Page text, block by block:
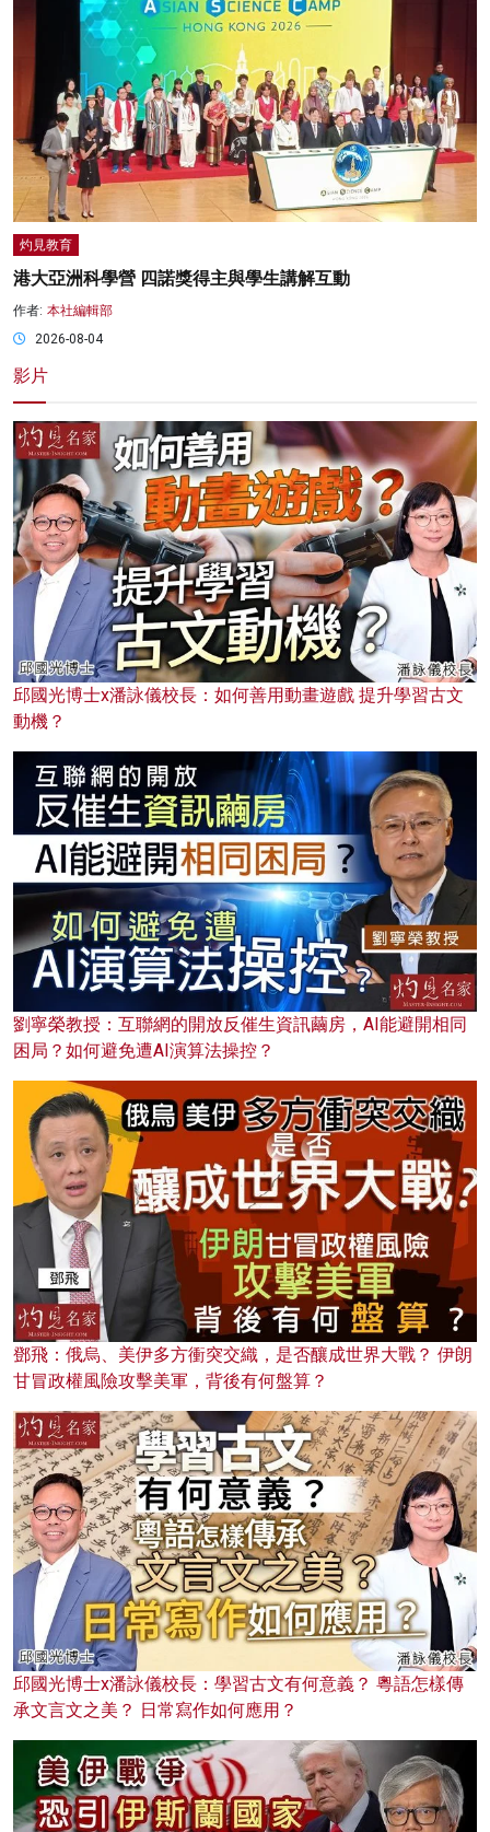
灼見教育
港大亞洲科學營 四諾獎得主與學生講解互動
作者: 本社編輯部
2026-08-04
影片
邱國光博士x潘詠儀校長：如何善用動畫遊戲 提升學習古文
動機？
劉寧榮教授：互聯網的開放反催生資訊繭房，AI能避開相同
困局？如何避免遭AI演算法操控？
鄧飛：俄烏、美伊多方衝突交織，是否釀成世界大戰？ 伊朗
甘冒政權風險攻擊美軍，背後有何盤算？
邱國光博士x潘詠儀校長：學習古文有何意義？ 粵語怎樣傳
承文言文之美？ 日常寫作如何應用？